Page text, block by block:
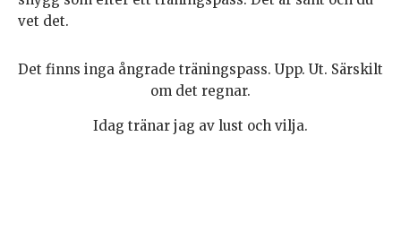
vet det.
Det finns inga ångrade träningspass. Upp. Ut. Särskilt
om det regnar.
Idag tränar jag av lust och vilja.